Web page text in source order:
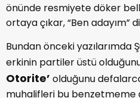
önünde resmiyete döker
ortaya çıkar, “Ben adayım”
Bundan önceki yazılarımda
erkinin partiler üstü
Otorite’ olduğunu
muhalifleri bu benzetmeme